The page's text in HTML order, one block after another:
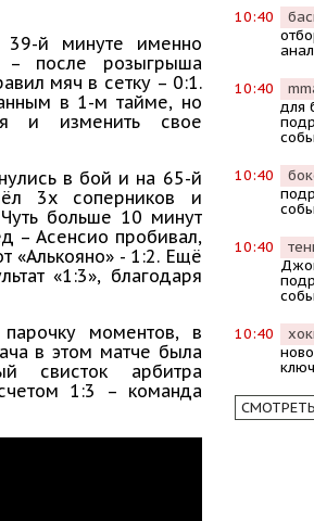
й минуте именно
– после розыгрыша
мяч в сетку – 0:1.
в 1-м тайме, но
и изменить свое
в бой и на 65-й
3х соперников и
больше 10 минут
– Асенсио пробивал,
«Алькояно» - 1:2. Ещё
«1:3», благодаря
моментов, в
в этом матче была
свисток арбитра
1:3 – команда
10:40
10:40
для
10:40
10:40
10:40